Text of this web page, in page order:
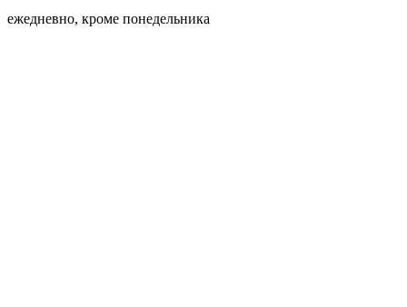
ежедневно, кроме понедельника